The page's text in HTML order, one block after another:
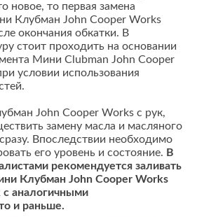
новое, то первая замена
Клубман John Cooper Works
окончания обкатки. В
стоит проходить на основании
Мини Clubman John Cooper
условии использования
John Cooper Works с рук,
замену масла и масляного
Впоследствии необходимо
его уровень и состояние. В
рекомендуется заливать
Клубман John Cooper Works
аналогичными
и раньше.